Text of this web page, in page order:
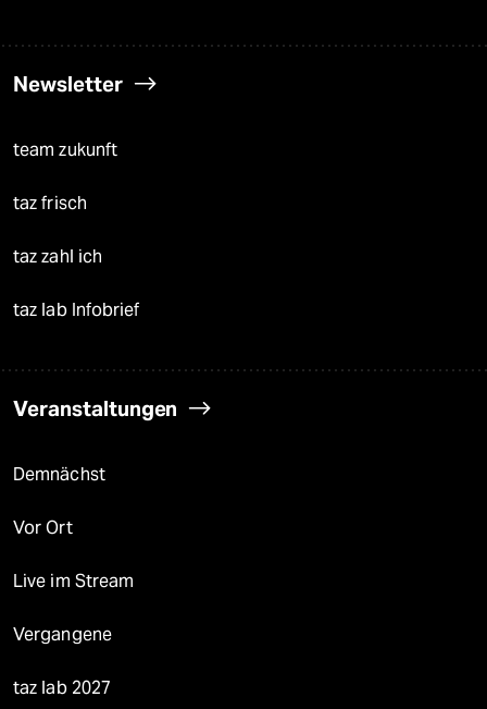
Newsletter
team zukunft
taz frisch
taz zahl ich
taz lab Infobrief
Veranstaltungen
Demnächst
Vor Ort
Live im Stream
Vergangene
taz lab 2027